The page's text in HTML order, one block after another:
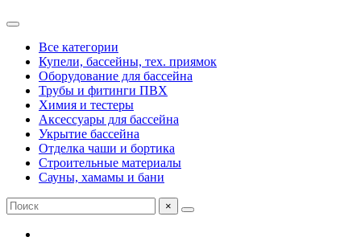
Все категории
Купели, бассейны, тех. приямок
Оборудование для бассейна
Трубы и фитинги ПВХ
Химия и тестеры
Аксессуары для бассейна
Укрытие бассейна
Отделка чаши и бортика
Строительные материалы
Сауны, хамамы и бани
×